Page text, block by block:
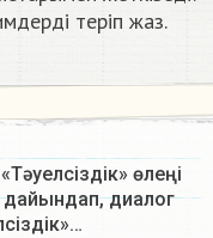
теріп жаз.​
өлеңі
диалог